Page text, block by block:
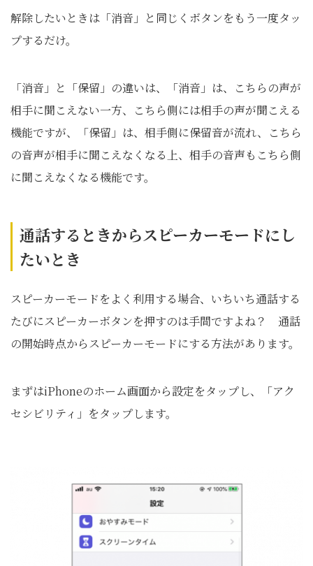
解除したいときは「消音」と同じくボタンをもう一度タッ
プするだけ。
「消音」と「保留」の違いは、「消音」は、こちらの声が
相手に聞こえない一方、こちら側には相手の声が聞こえる
機能ですが、「保留」は、相手側に保留音が流れ、こちら
の音声が相手に聞こえなくなる上、相手の音声もこちら側
に聞こえなくなる機能です。
通話するときからスピーカーモードにし
たいとき
スピーカーモードをよく利用する場合、いちいち通話する
たびにスピーカーボタンを押すのは手間ですよね？ 通話
の開始時点からスピーカーモードにする方法があります。
まずはiPhoneのホーム画面から設定をタップし、「アク
セシビリティ」をタップします。